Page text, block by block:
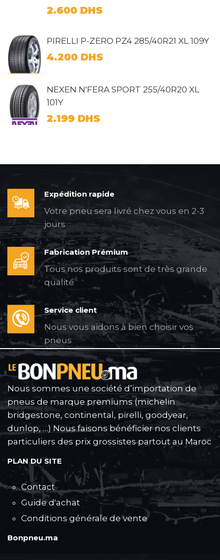
2.600 DHS
PIRELLI P-ZERO PZ4 285/40R21 XL 109Y
4.200 DHS
NEXEN N'FERA SPORT 255/40R20 XL
101Y
2.199 DHS
Expédition rapide
Votre pneu sera livré chez vous en 2-3
jours
Fabrication Prémium
Tous nos produits sont de très grande
qualité
Service client
Nous vous aidons à bien choisir vos
pneus
Nous sommes une société d’importation de
pneus de marque premiums (michelin
bridgestone, continental, pirelli, goodyear,
dunlop, …) Nous faisons bénéficier nos clients
particuliers des prix grossistes partout au Maroc
PLAN DU SITE
Contact
Guide d'achat
Conditions générale de vente
Bonpneu.ma